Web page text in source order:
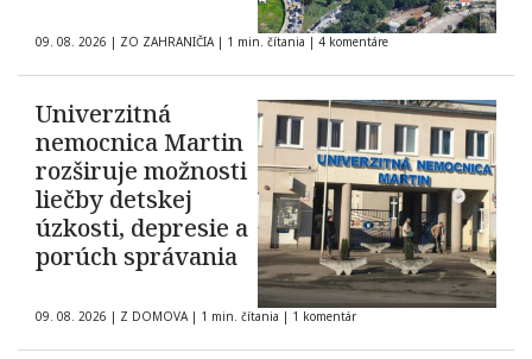
09. 08. 2026 | ZO ZAHRANIČIA | 1 min. čítania | 4 komentáre
Univerzitná
nemocnica Martin
rozširuje možnosti
liečby detskej
úzkosti, depresie a
porúch správania
09. 08. 2026 | Z DOMOVA | 1 min. čítania | 1 komentár